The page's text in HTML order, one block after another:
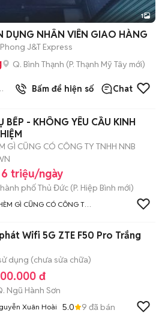
1
DỤNG NHÂN VIÊN GIAO HÀNG
J&T Express
Q. Bình Thạnh (P. Thạnh Mỹ Tây mới)
Bấm để hiện số Chat
BẾP - KHÔNG YÊU CẦU KINH
GÌ CŨNG CÓ CÔNG TY TNHH NNB
triệu/ngày
phố Thủ Đức (P. Hiệp Bình mới)
GÌ CŨNG CÓ CÔNG TY
Wifi 5G ZTE F50 Pro Trắng
dụng (chưa sửa chữa)
đ
Ngũ Hành Sơn
Xuân Hoài 5.0 9 đã bán